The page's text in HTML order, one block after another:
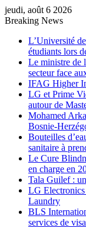
jeudi, août 6 2026
Breaking News
L’Université
étudiants lors
Le ministre de
secteur face
IFAG Higher
LG et Prime
autour de
Mohamed
Bosnie-
Bouteilles
sanitaire à
Le Cure
en charge en
Tala Guilef :
LG Electronics
Laundry
BLS
services de